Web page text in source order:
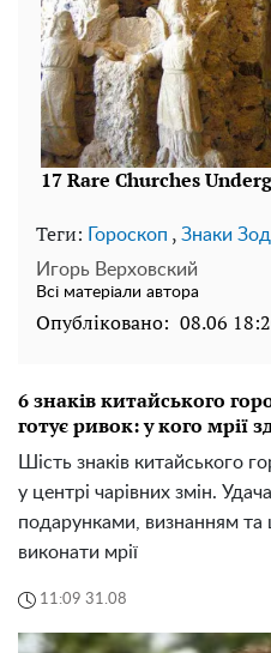
Теги: Гороскоп , Знаки
Игорь Верховский
Всі матеріали автора
Опубліковано: 08.06
6 знаків китайського
готує ривок: у кого мрії
Шість знаків китайського
у центрі чарівних змін.
подарунками, визнанням та
виконати мрії
11:09 31.08